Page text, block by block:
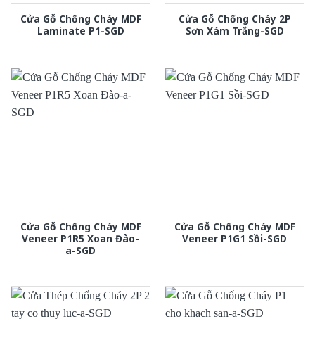
Cửa Gỗ Chống Cháy MDF
Laminate P1-SGD
Cửa Gỗ Chống Cháy 2P
Sơn Xám Trắng-SGD
Cửa Gỗ Chống Cháy MDF
Veneer P1R5 Xoan Đào-
a-SGD
Cửa Gỗ Chống Cháy MDF
Veneer P1G1 Sồi-SGD